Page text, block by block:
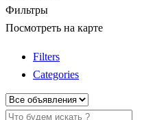
Фильтры
Посмотреть на карте
Filters
Categories